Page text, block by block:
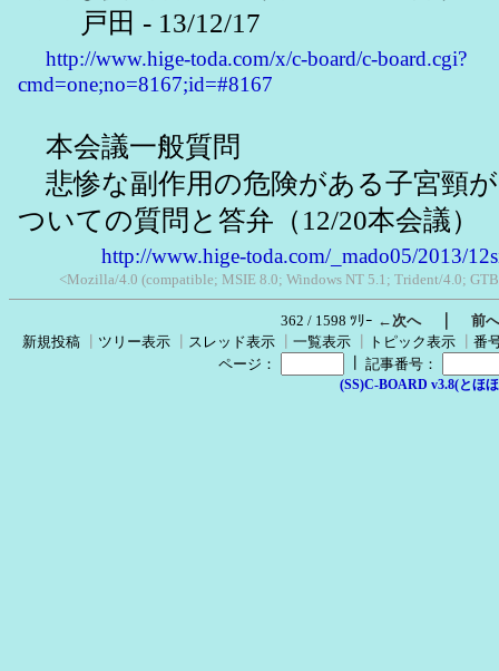
戸田 - 13/12/17
http://www.hige-toda.com/x/c-board/c-board.cgi?
cmd=one;no=8167;id=#8167
本会議一般質問
悲惨な副作用の危険がある子宮頸
ついての質問と答弁（12/20本会議）
http://www.hige-toda.com/_mado05/2013/
<Mozilla/4.0 (compatible; MSIE 8.0; Windows NT 5.1; Trident/4.0;
362 / 1598 ﾂﾘｰ ←次へ｜ 前
新規投稿
ツリー表示 スレッド表示 一覧表示 トピック表示
番
ページ：
記事番号：
(SS)C-BOARD v3.8(とほ